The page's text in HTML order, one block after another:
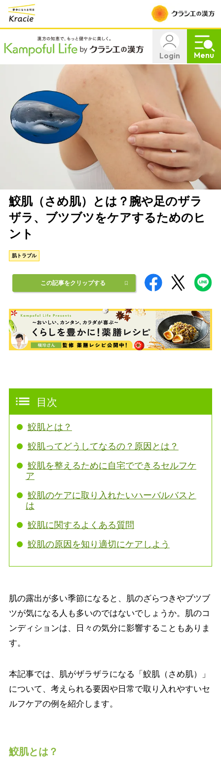
Login Menu
鮫肌（さめ肌）とは？腕や足のザラ
ザラ、ブツブツをケアするためのヒ
ント
肌トラブル
この記事をクリップする
目次
鮫肌とは？
鮫肌ってどうしてなるの？原因とは？
鮫肌を整えるために自宅でできるセルフケ
ア
鮫肌のケアに取り入れたいハーバルバスと
は
鮫肌に関するよくある質問
鮫肌の原因を知り適切にケアしよう
肌の露出が多い季節になると、肌のざらつきやブツブ
ツが気になる人も多いのではないでしょうか。肌のコ
ンディションは、日々の気分に影響することもありま
す。
本記事では、肌がザラザラになる「鮫肌（さめ肌）」
について、考えられる要因や日常で取り入れやすいセ
ルフケアの例を紹介します。
鮫肌とは？